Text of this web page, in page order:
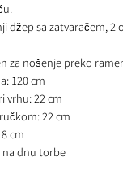
džep sa zatvaračem, 2
za nošenje preko
120 cm
vrhu: 22 cm
22 cm
cm
dnu torbe